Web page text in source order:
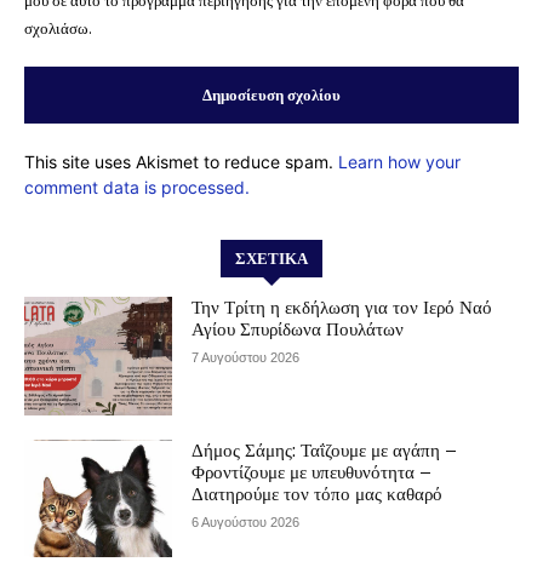
σχολιάσω.
This site uses Akismet to reduce spam. Learn how your
comment data is processed.
ΣΧΕΤΙΚΆ
Την Τρίτη η εκδήλωση για τον Ιερό Ναό
Αγίου Σπυρίδωνα Πουλάτων
7 Αυγούστου 2026
Δήμος Σάμης: Ταΐζουμε με αγάπη –
Φροντίζουμε με υπευθυνότητα –
Διατηρούμε τον τόπο μας καθαρό
6 Αυγούστου 2026